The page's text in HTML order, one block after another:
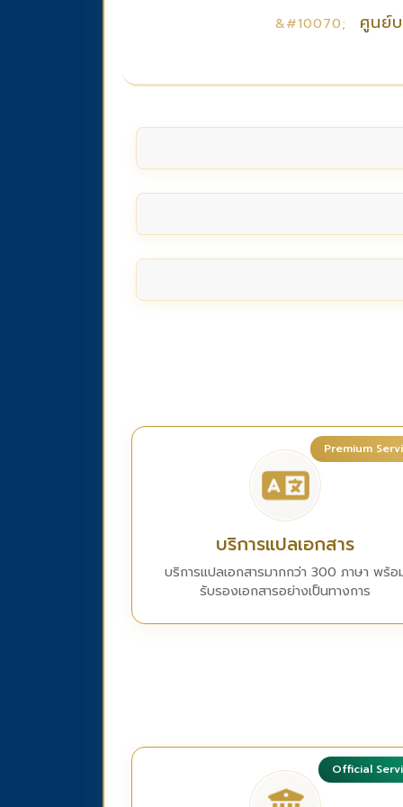
ศูนย์
Premium
บริการแปลเอกสาร
บริการแปลเอกสารมากกว่า 300 ภาษา พร้อ
รับรองเอกสารอย่างเป็นทางการ
Official